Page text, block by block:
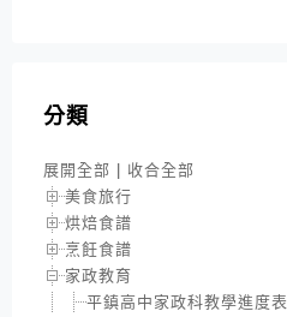
分類
展開全部 | 收合全部
美食旅行
烘焙食譜
烹飪食譜
家政教育
平鎮高中家政科教學進度表